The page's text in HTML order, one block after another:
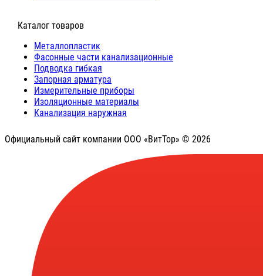
⠀Каталог товаров
Металлопластик
Фасонные части канализационные
Подводка гибкая
Запорная арматура
Измерительные приборы
Изоляционные материалы
Канализация наружная
Официальный сайт компании ООО «ВитТор» © 2026